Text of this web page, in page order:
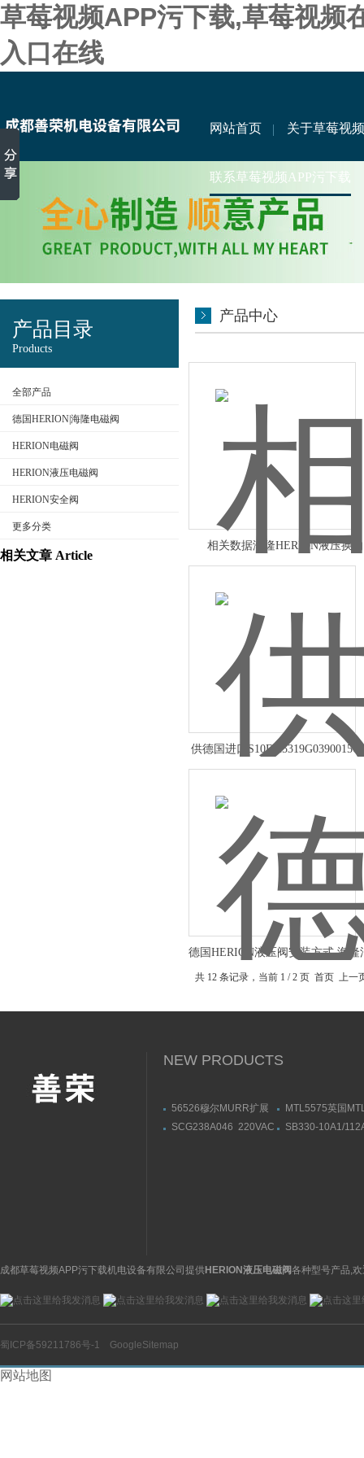
草莓视频APP污下载,草莓视频
入口在线
网站首页 关于草莓视
联系草莓视频APP污下载
产品目录
Products
全部产品
德国HERION|海隆电磁阀
HERION电磁阀
HERION液压电磁阀
HERION安全阀
更多分类
相关文章 Article
产品中心
相关数据海隆HERION液压换
供德国进口S10DH5319G0390015OV
德国HERION液压阀安装方式 海隆
共 12 条记录，当前 1 / 2 页 首页 上
NEW PRODUCTS
56526穆尔MURR扩展
模块安装连接尺寸
MTL5575英国
栅MTL5573导轨
SCG238A046 220VAC
SB330-10A1/
成都草莓视频APP污下载机电设备有限公司提供HERION液压电磁阀各种型号产品,
蜀ICP备59211786号-1 GoogleSitemap
网站地图